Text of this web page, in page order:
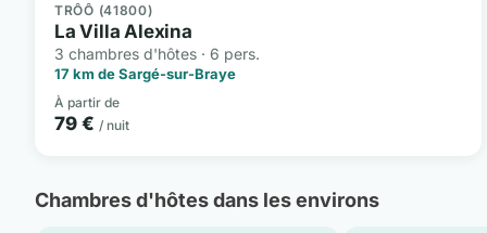
TRÔÔ (41800)
La Villa Alexina
3 chambres d'hôtes · 6 pers.
17 km de Sargé-sur-Braye
À partir de
79 € / nuit
Chambres d'hôtes dans les environs